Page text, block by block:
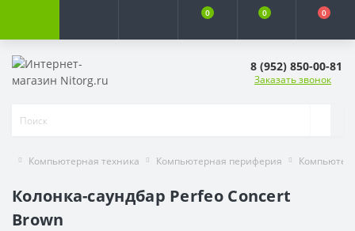
0 0 0
8 (952) 850-00-81
Заказать звонок
Компьютерная техника Компьютерная периферия
Колонка-саундбар Perfeo Concert
Brown